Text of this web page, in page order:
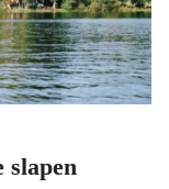
slapen